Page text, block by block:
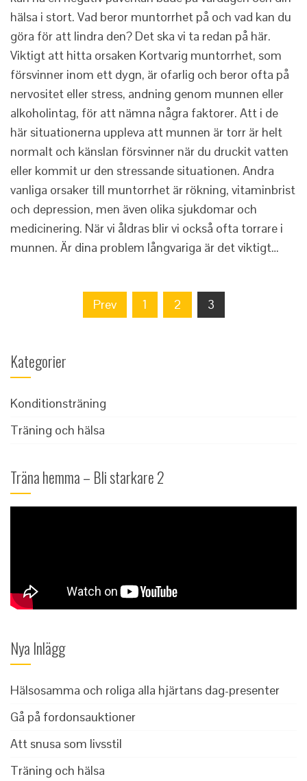
hälsa i stort. Vad beror muntorrhet på och vad kan du
göra för att lindra den? Det ska vi ta redan på här.
Viktigt att hitta orsaken Kortvarig muntorrhet, som
försvinner inom ett dygn, är ofarlig och beror ofta på
nervositet eller stress, andning genom munnen eller
alkoholintag, för att nämna några faktorer. Att i de
här situationerna uppleva att munnen är torr är helt
normalt och känslan försvinner när du druckit vatten
eller kommit ur den stressande situationen. Andra
vanliga orsaker till muntorrhet är rökning, vitaminbrist
och depression, men även olika sjukdomar och
medicinering. När vi åldras blir vi också ofta torrare i
munnen. Är dina problem långvariga är det viktigt…
Prev 1 2 3
Kategorier
Konditionsträning
Träning och hälsa
Träna hemma – Bli starkare 2
Nya Inlägg
Hälsosamma och roliga alla hjärtans dag-presenter
Gå på fordonsauktioner
Att snusa som livsstil
Träning och hälsa